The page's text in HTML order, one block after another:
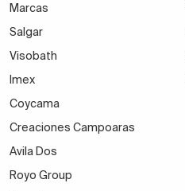
Marcas
Salgar
Visobath
Imex
Coycama
Creaciones Campoaras
Avila Dos
Royo Group